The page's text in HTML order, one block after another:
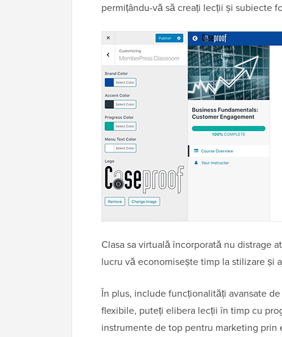
permițându-vă să creați lecții și subiecte
Clasa sa virtuală încorporată nu distrage
lucru vă economisește timp la stilizare și
În plus, include funcționalități avansate
flexibile, puteți elibera lecții în timp cu
instrumente de top pentru marketing